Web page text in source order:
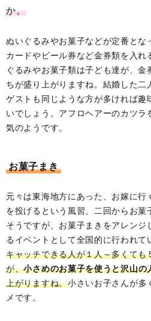
か。
ぬいぐるみやお菓子などが定番と
カードやビール券など金券類を入
ぐるみやお菓子類は子ども達が、
ちが盛り上がりますね。結婚した二
ゲストも同じような方が多ければ趣
いでしょう。アフロヘアーのカツラ
気のようです。
お菓子まき
元々は東海地方にあった、お嫁に
を投げるという風習。二回からお
そうですが、お菓子まきをアレン
るイベントとして全国的に行われて
キャッチできる人が１人～多くて
が、小さめのお菓子を使うと沢山の
上がりますね。小さいお子さんが多
メです。